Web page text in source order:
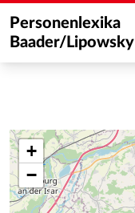
Personenlexika
Baader/Lipowsky
+
−